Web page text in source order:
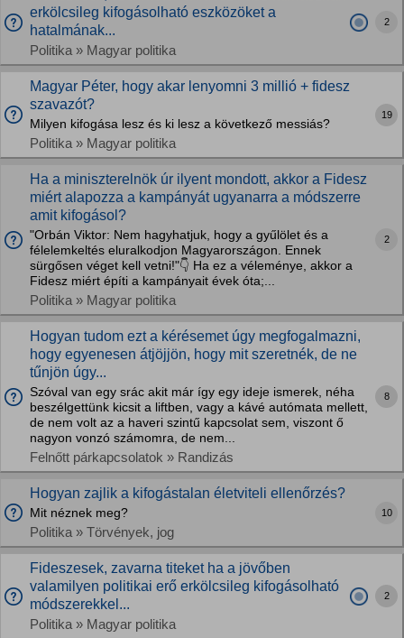
erkölcsileg kifogásolható eszközöket a
hatalmának...
Politika » Magyar politika
2
Magyar Péter, hogy akar lenyomni 3 millió + fidesz
szavazót?
Milyen kifogása lesz és ki lesz a következő messiás?
Politika » Magyar politika
19
Ha a miniszterelnök úr ilyent mondott, akkor a Fidesz
miért alapozza a kampányát ugyanarra a módszerre
amit kifogásol?
"Orbán Viktor: Nem hagyhatjuk, hogy a gyűlölet és a
félelemkeltés eluralkodjon Magyarországon. Ennek
sürgősen véget kell vetni!"👇 Ha ez a véleménye, akkor a
Fidesz miért építi a kampányait évek óta;...
Politika » Magyar politika
2
Hogyan tudom ezt a kérésemet úgy megfogalmazni,
hogy egyenesen átjöjjön, hogy mit szeretnék, de ne
tűnjön úgy...
Szóval van egy srác akit már így egy ideje ismerek, néha
beszélgettünk kicsit a liftben, vagy a kávé autómata mellett,
de nem volt az a haveri szintű kapcsolat sem, viszont ő
nagyon vonzó számomra, de nem...
Felnőtt párkapcsolatok » Randizás
8
Hogyan zajlik a kifogástalan életviteli ellenőrzés?
Mit néznek meg?
Politika » Törvények, jog
10
Fideszesek, zavarna titeket ha a jövőben
valamilyen politikai erő erkölcsileg kifogásolható
módszerekkel...
Politika » Magyar politika
2